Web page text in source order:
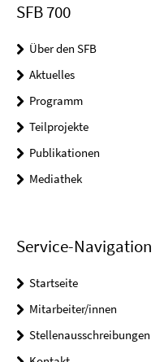
SFB 700
Über den SFB
Aktuelles
Programm
Teilprojekte
Publikationen
Mediathek
Service-Navigation
Startseite
Mitarbeiter/innen
Stellenausschreibungen